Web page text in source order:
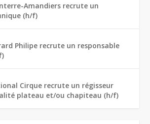
Amandiers recrute un
(h/f)
Philipe recrute un responsable
Cirque recrute un régisseur
plateau et/ou chapiteau (h/f)